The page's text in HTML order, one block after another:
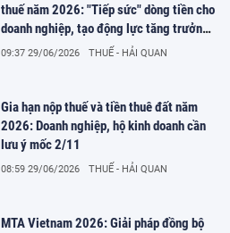
thuế năm 2026: "Tiếp sức" dòng tiền cho
doanh nghiệp, tạo động lực tăng trưởng
kinh tế
09:37 29/06/2026 THUẾ - HẢI QUAN
Gia hạn nộp thuế và tiền thuê đất năm
2026: Doanh nghiệp, hộ kinh doanh cần
lưu ý mốc 2/11
08:59 29/06/2026 THUẾ - HẢI QUAN
MTA Vietnam 2026: Giải pháp đồng bộ